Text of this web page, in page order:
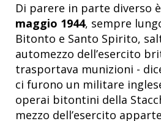
Di parere in parte diverso
maggio 1944, sempre
Bitonto e Santo Spirito,
automezzo dell’esercito
trasportava munizioni -
ci furono un militare
operai bitontini della
mezzo dell’esercito